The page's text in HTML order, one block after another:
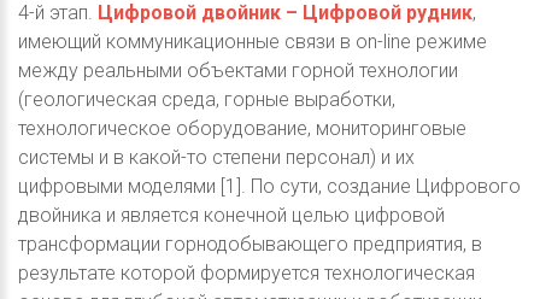
4-й этап. Цифровой двойник – Цифровой рудник,
имеющий коммуникационные связи в on-line режиме
между реальными объектами горной технологии
(геологическая среда, горные выработки,
технологическое оборудование, мониторинговые
системы и в какой-то степени персонал) и их
цифровыми моделями [1]. По сути, создание Цифрового
двойника и является конечной целью цифровой
трансформации горнодобывающего предприятия, в
результате которой формируется технологическая